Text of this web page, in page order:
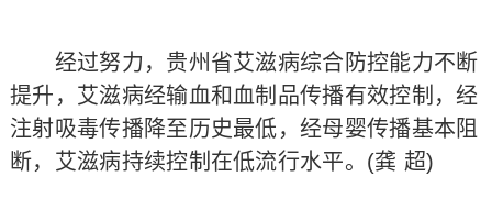
经过努力，贵州省艾滋病综合防控能力不断
提升，艾滋病经输血和血制品传播有效控制，经
注射吸毒传播降至历史最低，经母婴传播基本阻
断，艾滋病持续控制在低流行水平。(龚 超)